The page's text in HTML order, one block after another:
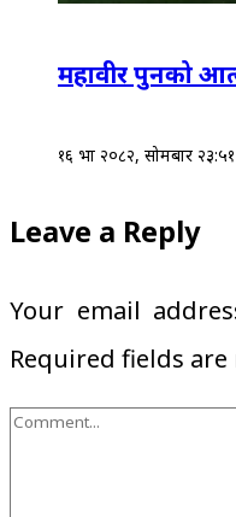
महावीर पुनको
१६ भाद्र २०८२, सोमबार २३:५१
Leave a Reply
Your email
Required fields are